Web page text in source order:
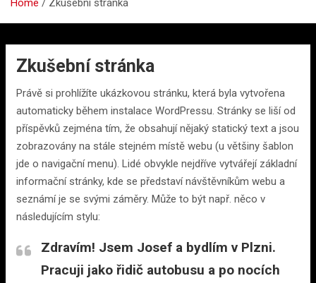
Zkušební stránka
Právě si prohlížíte ukázkovou stránku, která byla vytvořena
automaticky během instalace WordPressu. Stránky se liší od
příspěvků zejména tím, že obsahují nějaký statický text a jsou
zobrazovány na stále stejném místě webu (u většiny šablon
jde o navigační menu). Lidé obvykle nejdříve vytvářejí základní
informační stránky, kde se představí návštěvníkům webu a
seznámí je se svými záměry. Může to být např. něco v
následujícím stylu:
Zdravím! Jsem Josef a bydlím v Plzni.
Pracuji jako řidič autobusu a po nocích